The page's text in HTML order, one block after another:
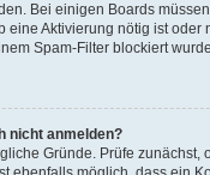
Bei einigen Boards
eine Aktivierung nötig ist
Spam-Filter blockiert
nicht anmelden?
Gründe. Prüfe